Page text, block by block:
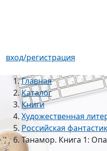
вход/регистрация
Главная
Каталог
Книги
Художественная
Российская
Танамор. Книга 1: